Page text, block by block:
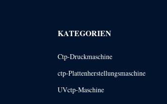
KATEGORIEN
Ctp-Druckmaschine
ctp-Plattenherstellungsmaschine
UVctp-Maschine